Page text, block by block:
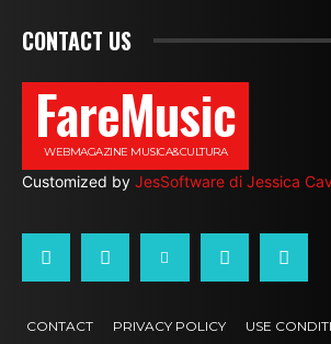
CONTACT US
FareMusic
WEBMAGAZINE MUSICA&CULTURA
Customized by JesSoftware di Jessica
CONTACT PRIVACY POLICY USE